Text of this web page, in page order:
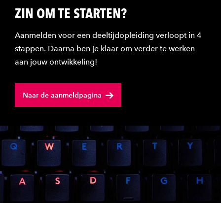
ZIN OM TE STARTEN?
Aanmelden voor een deeltijdopleiding verloopt in 4
stappen. Daarna ben je klaar om verder te werken
aan jouw ontwikkeling!
Naar de aanmeldpagina